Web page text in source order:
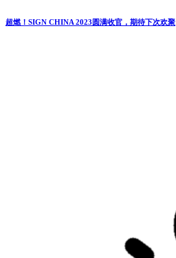
超燃！SIGN CHINA 2023圆满收官，期待下次欢聚